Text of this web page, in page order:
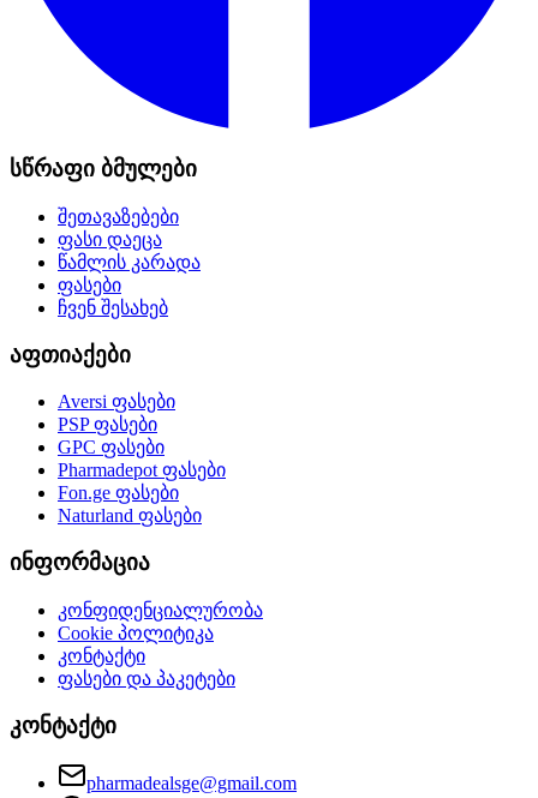
სწრაფი ბმულები
შეთავაზებები
ფასი დაეცა
წამლის კარადა
ფასები
ჩვენ შესახებ
აფთიაქები
Aversi ფასები
PSPფასები
GPC ფასები
Pharmadepotფასები
Fon.ge ფასები
Naturland ფასები
ინფორმაცია
კონფიდენციალურობა
Cookie პოლიტიკა
კონტაქტი
ფასები და პაკეტები
კონტაქტი
pharmadealsge@gmail.com